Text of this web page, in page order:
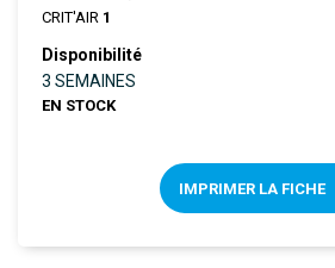
CRIT'AIR 1
Disponibilité
3 SEMAINES
EN STOCK
IMPRIMER LA FICHE